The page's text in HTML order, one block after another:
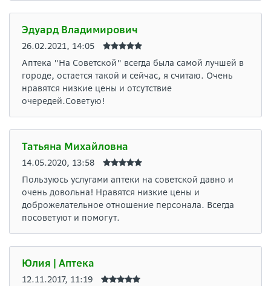
Эдуард Владимирович
26.02.2021, 14:05
Аптека "На Советской" всегда была самой лучшей в
городе, остается такой и сейчас, я считаю. Очень
нравятся низкие цены и отсутствие
очередей.Советую!
Татьяна Михайловна
14.05.2020, 13:58
Пользуюсь услугами аптеки на советской давно и
очень довольна! Нравятся низкие цены и
доброжелательное отношение персонала. Всегда
посоветуют и помогут.
Юлия | Аптека
12.11.2017, 11:19